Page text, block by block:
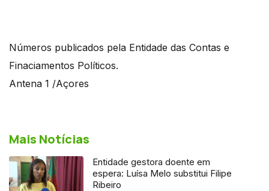
Números publicados pela Entidade das Contas e
Finaciamentos Políticos.
Antena 1 /Açores
Mais Notícias
Entidade gestora doente em
espera: Luísa Melo substitui Filipe
Ribeiro